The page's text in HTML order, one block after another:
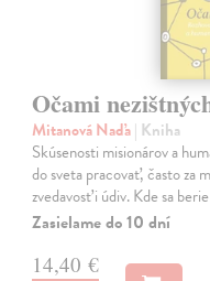
Očami
Mitanová Naďa| Kniha
Skúsenosti misionárov a
do sveta pracovať, často za
zvedavosť i údiv. Kde sa
Zasielame do 10 dní
14,40 €